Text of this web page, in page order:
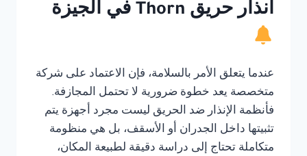
انذار حريق Thorn في الجيزة
عندما يتعلق الأمر بالسلامة، فإن الاعتماد على شركة
متخصصة يعد خطوة ضرورية لا تحتمل المجازفة.
فأنظمة الإنذار ضد الحريق ليست مجرد أجهزة يتم
تثبيتها داخل الجدران أو الأسقف، بل هي منظومة
متكاملة تحتاج إلى دراسة دقيقة لطبيعة المكان،